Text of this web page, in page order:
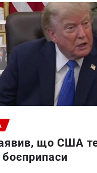
що США
боєприпаси